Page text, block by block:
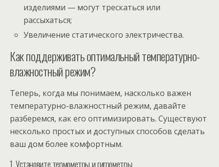
изделиями — могут трескаться или
рассыхаться;
Увеличение статического электричества.
Как поддерживать оптимальный температурно-
влажностный режим?
Теперь, когда мы понимаем, насколько важен
температурно-влажностный режим, давайте
разберемся, как его оптимизировать. Существуют
несколько простых и доступных способов сделать
ваш дом более комфортным.
1. Установите термометры и гигрометры